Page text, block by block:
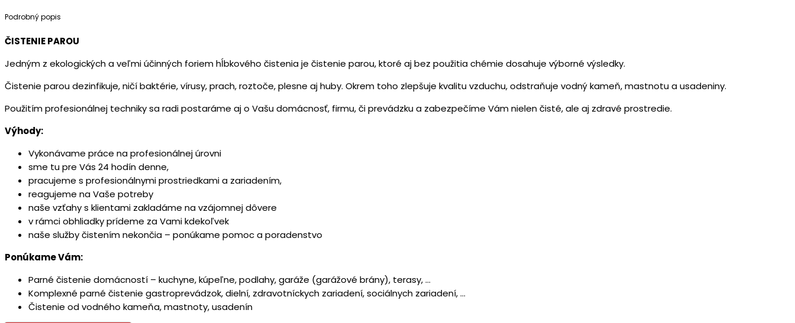
Podrobný popis
ČISTENIE PAROU
Jedným z ekologických a veľmi účinných foriem hĺbkového čistenia je čistenie parou, ktoré aj bez použitia chémie dosahuje výborné výsledky.
Čistenie parou dezinfikuje, ničí baktérie, vírusy, prach, roztoče, plesne aj huby. Okrem toho zlepšuje kvalitu vzduchu, odstraňuje vodný kameň, mastnotu a usadeniny.
Použitím profesionálnej techniky sa radi postaráme aj o Vašu domácnosť, firmu, či prevádzku a zabezpečíme Vám nielen čisté, ale aj zdravé prostredie.
Výhody:
Vykonávame práce na profesionálnej úrovni
sme tu pre Vás 24 hodín denne,
pracujeme s profesionálnymi prostriedkami a zariadením,
reagujeme na Vaše potreby
naše vzťahy s klientami zakladáme na vzájomnej dôvere
v rámci obhliadky prídeme za Vami kdekoľvek
naše služby čistením nekončia – ponúkame pomoc a poradenstvo
Ponúkame Vám:
Parné čistenie domácností – kuchyne, kúpeľne, podlahy, garáže (garážové brány), terasy, …
Komplexné parné čistenie gastroprevádzok, dielní, zdravotníckych zariadení, sociálnych zariadení, …
Čistenie od vodného kameňa, mastnoty, usadenín